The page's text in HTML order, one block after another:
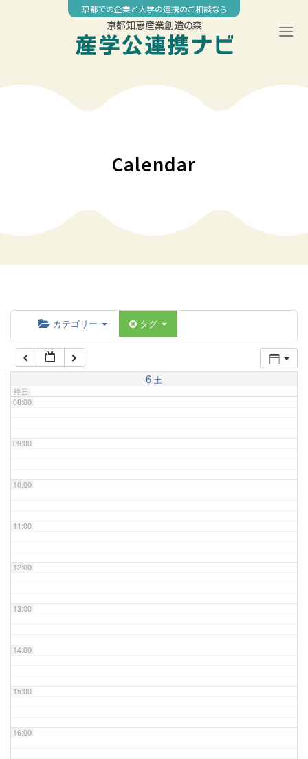
京都での企業と大学の連携のご相談なら
京都知恵産業創造の森
Calendar
カテゴリー タグ
6 土
終日
04:00
07:00
08:00
09:00
10:00
11:00
12:00
13:00
14:00
15:00
16:00